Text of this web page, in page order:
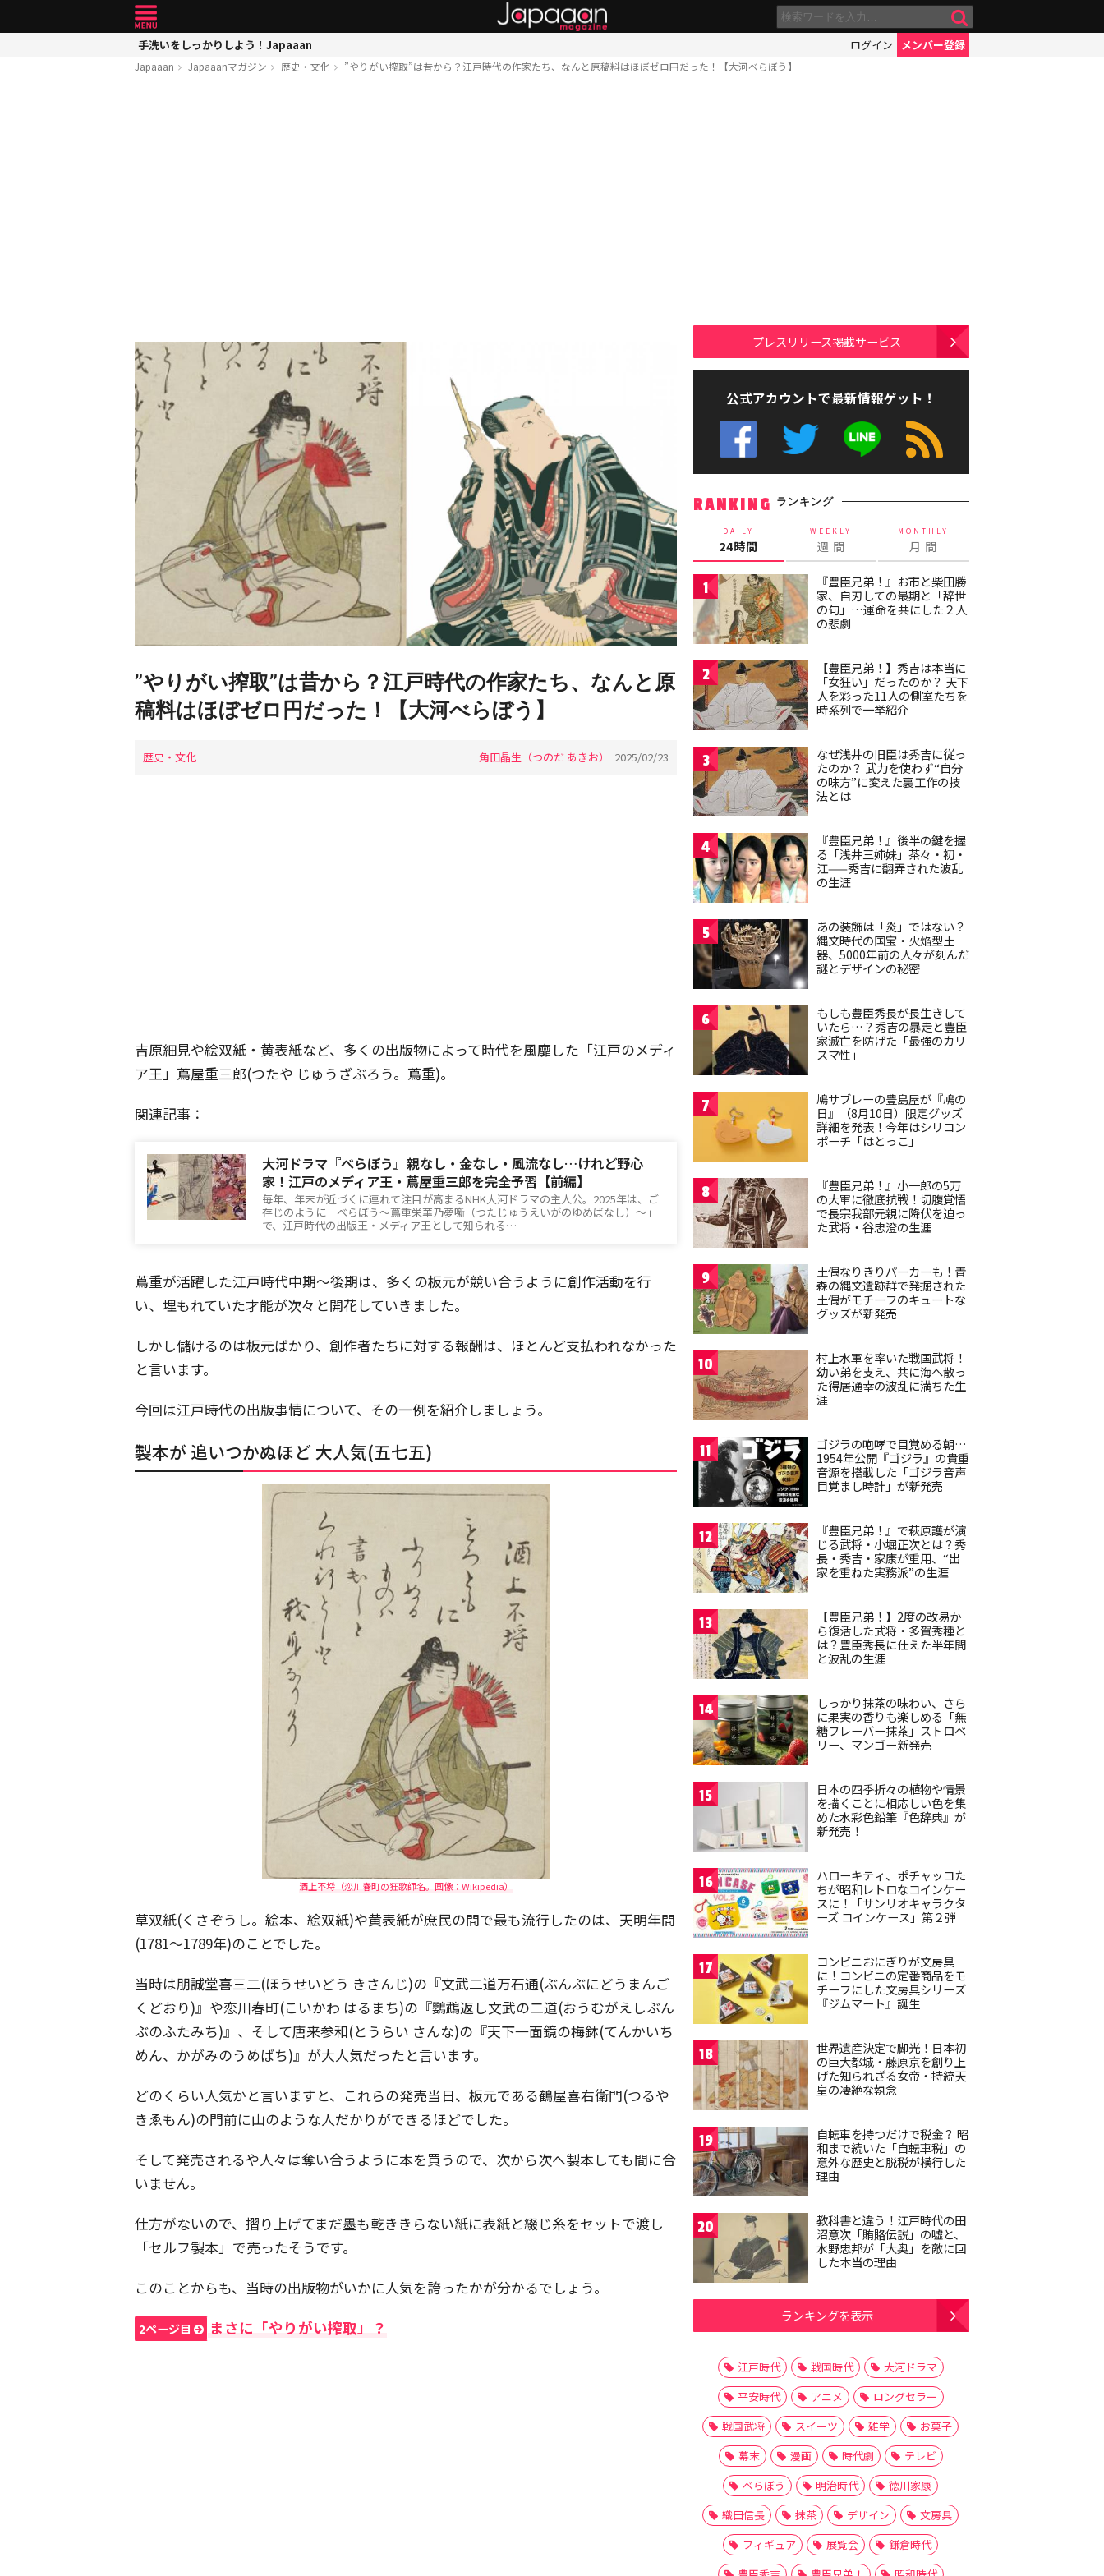
手洗いをしっかりしよう！Japaaan ログイン メンバー登録
Japaaan Japaaanマガジン 歴史・文化 ”やりがい搾取”は昔から？江戸時代の作家たち、なんと原稿料はほぼゼロ円だった！【大河べらぼう】
”やりがい搾取”は昔から？江戸時代の作家たち、なんと原
稿料はほぼゼロ円だった！【大河べらぼう】
歴史・文化 角田晶生（つのだ あきお） 2025/02/23
吉原細見や絵双紙・黄表紙など、多くの出版物によって時代を風靡した「江戸のメディ
ア王」蔦屋重三郎(つたや じゅうざぶろう。蔦重)。
関連記事：
大河ドラマ『べらぼう』親なし・金なし・風流なし…けれど野心
家！江戸のメディア王・蔦屋重三郎を完全予習【前編】
毎年、年末が近づくに連れて注目が高まるNHK大河ドラマの主人公。2025年は、ご
存じのように「べらぼう〜蔦重栄華乃夢噺（つたじゅうえいがのゆめばなし）〜」
で、江戸時代の出版王・メディア王として知られる…
蔦重が活躍した江戸時代中期～後期は、多くの板元が競い合うように創作活動を行
い、埋もれていた才能が次々と開花していきました。
しかし儲けるのは板元ばかり、創作者たちに対する報酬は、ほとんど支払われなかった
と言います。
今回は江戸時代の出版事情について、その一例を紹介しましょう。
製本が 追いつかぬほど 大人気(五七五)
酒上不埒（恋川春町の狂歌師名。画像：Wikipedia）
草双紙(くさぞうし。絵本、絵双紙)や黄表紙が庶民の間で最も流行したのは、天明年間
(1781～1789年)のことでした。
当時は朋誠堂喜三二(ほうせいどう きさんじ)の『文武二道万石通(ぶんぶにどうまんご
くどおり)』や恋川春町(こいかわ はるまち)の『鸚鵡返し文武の二道(おうむがえしぶん
ぶのふたみち)』、そして唐来参和(とうらい さんな)の『天下一面鏡の梅鉢(てんかいち
めん、かがみのうめばち)』が大人気だったと言います。
どのくらい人気かと言いますと、これらの発売当日、板元である鶴屋喜右衛門(つるや
きゑもん)の門前に山のような人だかりができるほどでした。
そして発売されるや人々は奪い合うように本を買うので、次から次へ製本しても間に合
いません。
仕方がないので、摺り上げてまだ墨も乾ききらない紙に表紙と綴じ糸をセットで渡し
「セルフ製本」で売ったそうです。
このことからも、当時の出版物がいかに人気を誇ったかが分かるでしょう。
2ページ目 まさに「やりがい搾取」？
プレスリリース掲載サービス
公式アカウントで最新情報ゲット！
RANKING ランキング
DAILY
24時間
WEEKLY
週 間
MONTHLY
月 間
1
『豊臣兄弟！』お市と柴田勝
家、自刃しての最期と「辞世
の句」…運命を共にした２人
の悲劇
2
【豊臣兄弟！】秀吉は本当に
「女狂い」だったのか？ 天下
人を彩った11人の側室たちを
時系列で一挙紹介
3
なぜ浅井の旧臣は秀吉に従っ
たのか？ 武力を使わず“自分
の味方”に変えた裏工作の技
法とは
4
『豊臣兄弟！』後半の鍵を握
る「浅井三姉妹」茶々・初・
江——秀吉に翻弄された波乱
の生涯
5
あの装飾は「炎」ではない？
縄文時代の国宝・火焔型土
器、5000年前の人々が刻んだ
謎とデザインの秘密
6
もしも豊臣秀長が長生きして
いたら…？秀吉の暴走と豊臣
家滅亡を防げた「最強のカリ
スマ性」
7
鳩サブレーの豊島屋が『鳩の
日』（8月10日）限定グッズ
詳細を発表！今年はシリコン
ポーチ「はとっこ」
8
『豊臣兄弟！』小一郎の5万
の大軍に徹底抗戦！切腹覚悟
で長宗我部元親に降伏を迫っ
た武将・谷忠澄の生涯
9
土偶なりきりパーカーも！青
森の縄文遺跡群で発掘された
土偶がモチーフのキュートな
グッズが新発売
10
村上水軍を率いた戦国武将！
幼い弟を支え、共に海へ散っ
た得居通幸の波乱に満ちた生
涯
11
ゴジラの咆哮で目覚める朝…
1954年公開『ゴジラ』の貴重
音源を搭載した「ゴジラ音声
目覚まし時計」が新発売
12
『豊臣兄弟！』で萩原護が演
じる武将・小堀正次とは？秀
長・秀吉・家康が重用、“出
家を重ねた実務派”の生涯
13
【豊臣兄弟！】2度の改易か
ら復活した武将・多賀秀種と
は？豊臣秀長に仕えた半年間
と波乱の生涯
14
しっかり抹茶の味わい、さら
に果実の香りも楽しめる「無
糖フレーバー抹茶」ストロベ
リー、マンゴー新発売
15
日本の四季折々の植物や情景
を描くことに相応しい色を集
めた水彩色鉛筆『色辞典』が
新発売！
16
ハローキティ、ポチャッコた
ちが昭和レトロなコインケー
スに！「サンリオキャラクタ
ーズ コインケース」第２弾
17
コンビニおにぎりが文房具
に！コンビニの定番商品をモ
チーフにした文房具シリーズ
『ジムマート』誕生
18
世界遺産決定で脚光！日本初
の巨大都城・藤原京を創り上
げた知られざる女帝・持統天
皇の凄絶な執念
19
自転車を持つだけで税金？ 昭
和まで続いた「自転車税」の
意外な歴史と脱税が横行した
理由
20
教科書と違う！江戸時代の田
沼意次「賄賂伝説」の嘘と、
水野忠邦が「大奥」を敵に回
した本当の理由
ランキングを表示
江戸時代 戦国時代
大河ドラマ
平安時代
アニメ
ロングセラー
戦国武将
スイーツ 雑学
お菓子
幕末
漫画 時代劇
テレビ
べらぼう
明治時代
徳川家康
織田信長
抹茶 デザイン
文房具
フィギュア
展覧会
鎌倉時代